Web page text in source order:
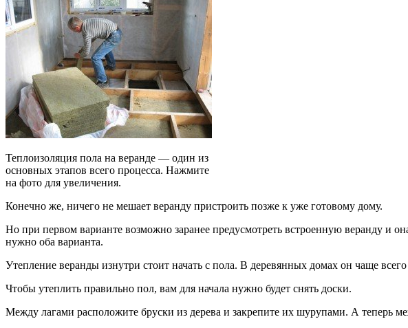
Теплоизоляция пола на веранде — один из
основных этапов всего процесса. Нажмите
на фото для увеличения.
Конечно же, ничего не мешает веранду пристроить позже к уже готовому дому.
Но при первом варианте возможно заранее предусмотреть встроенную веранду и
нужно оба варианта.
Утепление веранды изнутри стоит начать с пола. В деревянных домах он чаще
Чтобы утеплить правильно пол, вам для начала нужно будет снять доски.
Между лагами расположите бруски из дерева и закрепите их шурупами. А теперь